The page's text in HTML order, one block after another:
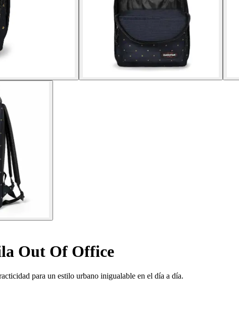
Out Of Office
para un estilo urbano inigualable en el día a día.